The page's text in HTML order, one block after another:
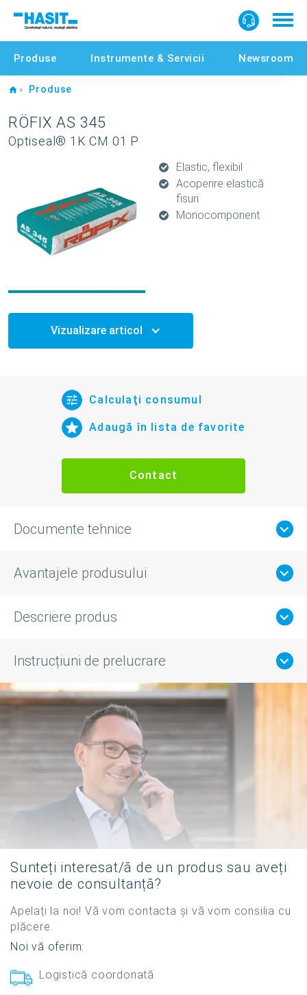
Produse Instrumente & Servicii Newsroom
Home
Produse
RÖFIX AS 345
Optiseal® 1K CM 01 P
Elastic, flexibil
Acoperire elastică
fisuri
Monocomponent
Vizualizare articol
Calculaţi consumul
Adaugă în lista de favorite
Contact
Documente tehnice
Avantajele produsului
Descriere produs
Instrucțiuni de prelucrare
Sunteți interesat/ă de un produs sau aveți
nevoie de consultanță?
Apelați la noi! Vă vom contacta și vă vom consilia cu
plăcere.
Noi vă oferim:
Logistică coordonată